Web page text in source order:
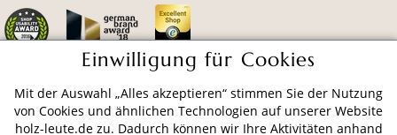
ZAHLUNGSARTEN
Einwilligung für Cookies
Mit der Auswahl „Alles akzeptieren“ stimmen Sie der Nutzung
von Cookies und ähnlichen Technologien auf unserer Website
holz-leute.de zu. Dadurch können wir Ihre Aktivitäten anhand